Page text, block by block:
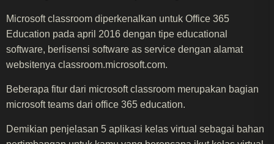
Microsoft classroom diperkenalkan untuk Office 365
Education pada april 2016 dengan tipe educational
software, berlisensi software as service dengan alamat
websitenya classroom.microsoft.com.
Beberapa fitur dari microsoft classroom merupakan bagian
microsoft teams dari office 365 education.
Demikian penjelasan 5 aplikasi kelas virtual sebagai bahan